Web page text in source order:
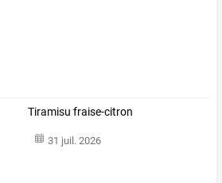
Tiramisu fraise-citron
31 juil. 2026